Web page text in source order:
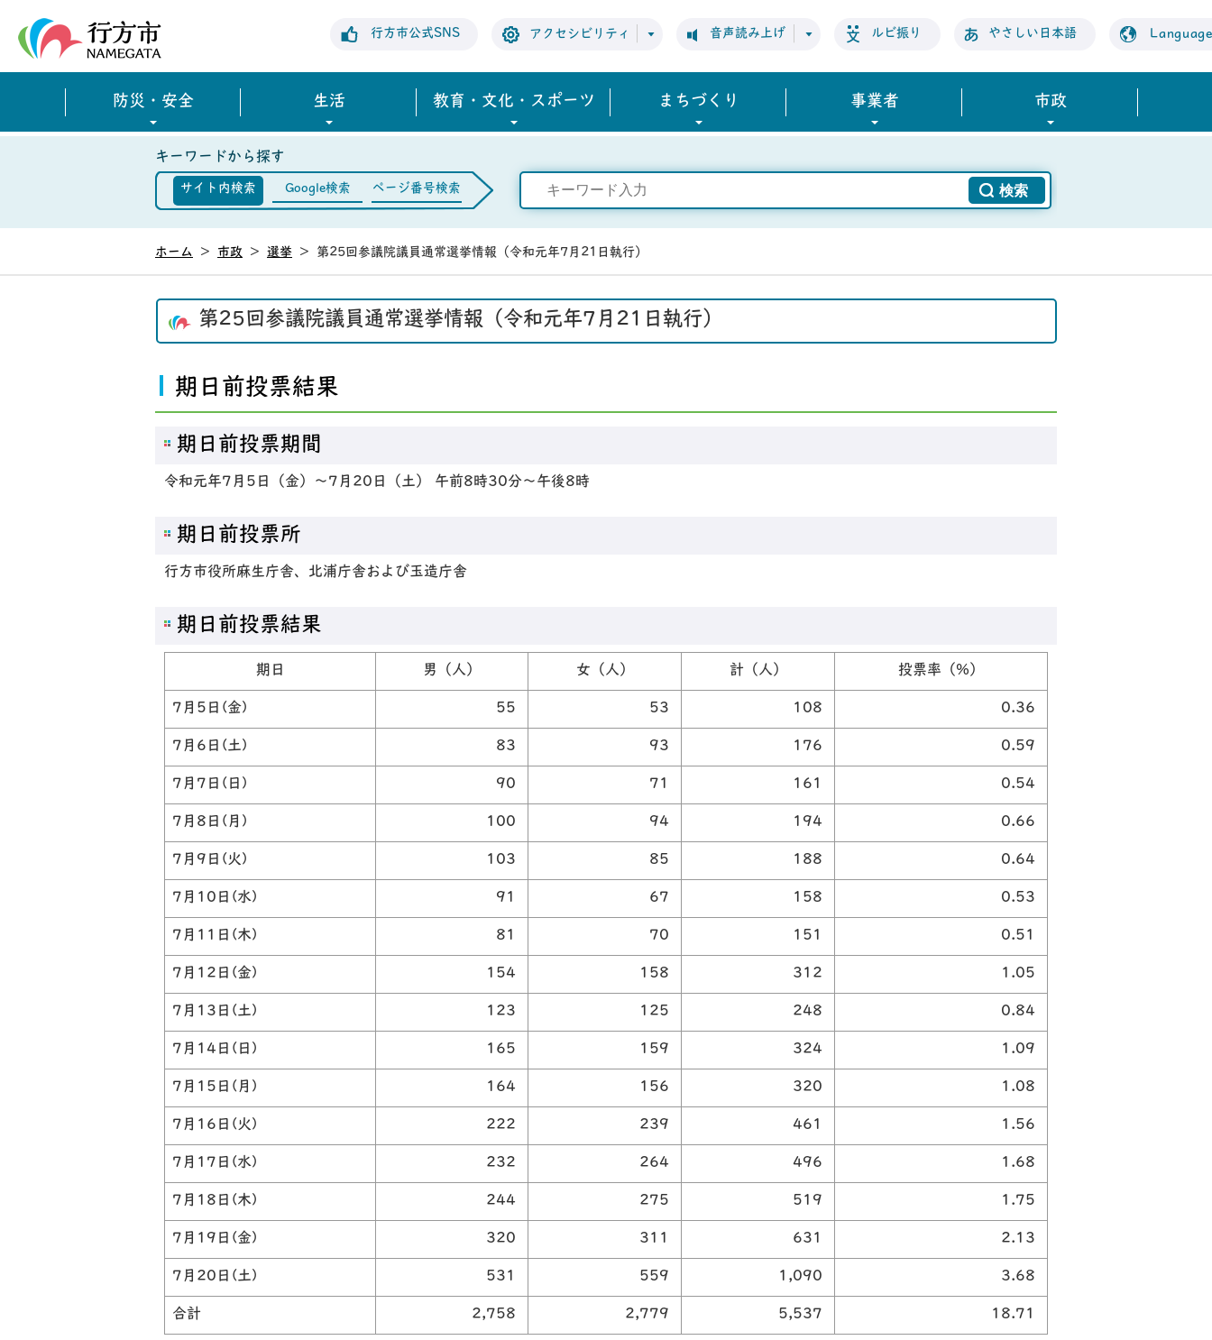
行方市公式SNS アクセシビリティ 音声読み上げ ルビ振り やさしい日本語 Language
防災・安全 生活 教育・文化・スポーツ まちづくり 事業者 市政
キーワードから探す
サイト内検索 Google検索 ページ番号検索
ホーム > 市政 > 選挙 > 第25回参議院議員通常選挙情報（令和元年7月21日執行）
第25回参議院議員通常選挙情報（令和元年7月21日執行）
期日前投票結果
期日前投票期間
令和元年7月5日（金）～7月20日（土） 午前8時30分～午後8時
期日前投票所
行方市役所麻生庁舎、北浦庁舎および玉造庁舎
期日前投票結果
期日 男（人） 女（人） 計（人） 投票率（%）
7月5日(金) 55 53 108 0.36
7月6日(土) 83 93 176 0.59
7月7日(日) 90 71 161 0.54
7月8日(月) 100 94 194 0.66
7月9日(火) 103 85 188 0.64
7月10日(水) 91 67 158 0.53
7月11日(木) 81 70 151 0.51
7月12日(金) 154 158 312 1.05
7月13日(土) 123 125 248 0.84
7月14日(日) 165 159 324 1.09
7月15日(月) 164 156 320 1.08
7月16日(火) 222 239 461 1.56
7月17日(水) 232 264 496 1.68
7月18日(木) 244 275 519 1.75
7月19日(金) 320 311 631 2.13
7月20日(土) 531 559 1,090 3.68
合計 2,758 2,779 5,537 18.71